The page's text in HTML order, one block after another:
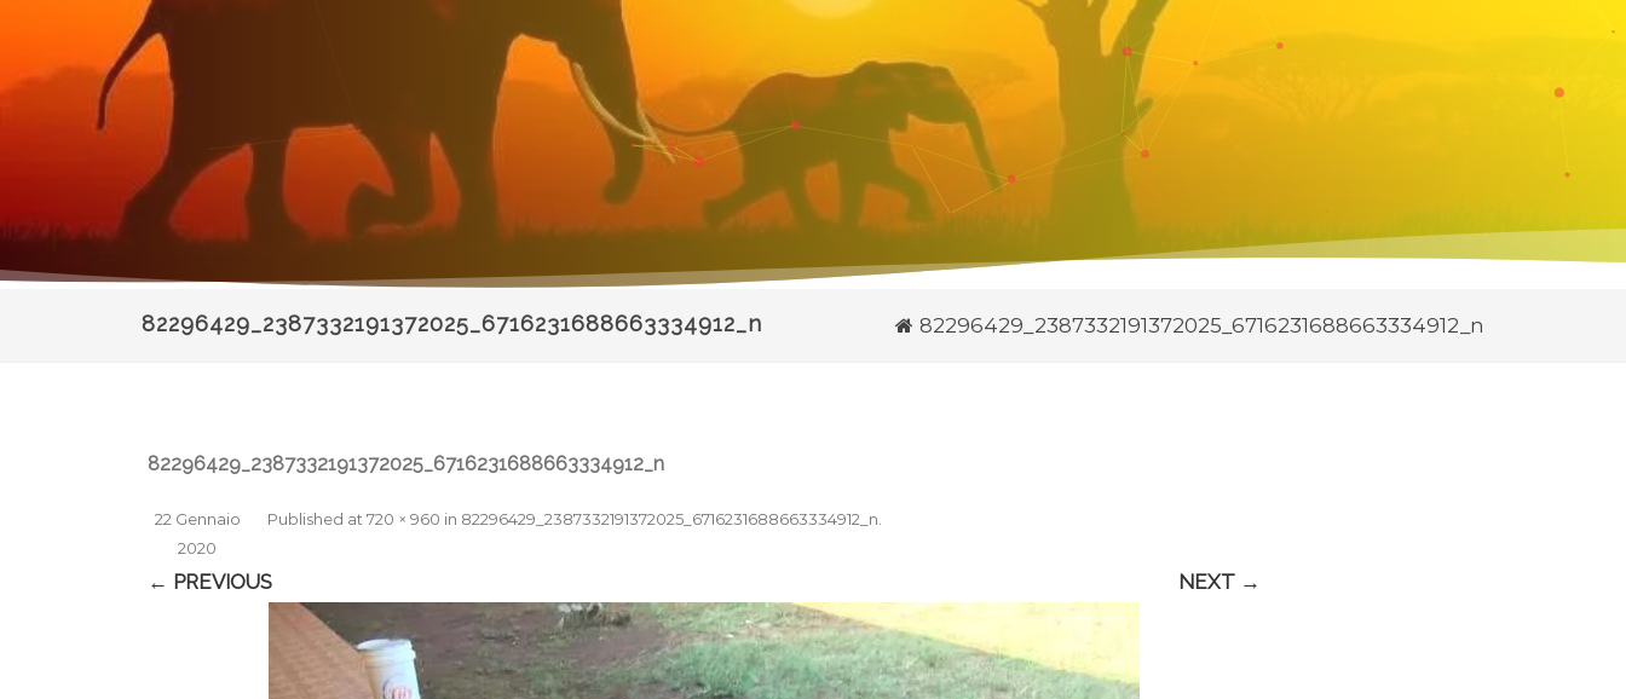
82296429_2387332191372025_6716231688663334912_n 82296429_2387332191372025_6716231688663334912_n
82296429_2387332191372025_6716231688663334912_n
Published
22 Gennaio
2020
at720 × 960 in 82296429_2387332191372025_6716231688663334912_n.
← PREVIOUS NEXT →